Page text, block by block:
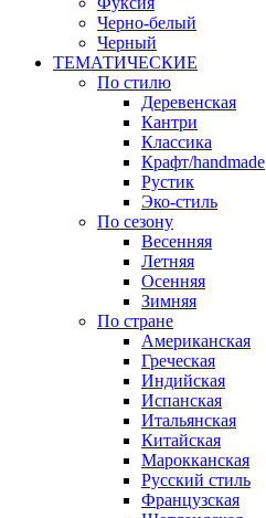
Черно-белый
Черный
ТЕМАТИЧЕСКИЕ
По стилю
Деревенская
Кантри
Классика
Крафт/handmade
Рустик
Эко-стиль
По сезону
Весенняя
Летняя
Осенняя
Зимняя
По стране
Американская
Греческая
Индийская
Испанская
Итальянская
Китайская
Марокканская
Русский стиль
Французская